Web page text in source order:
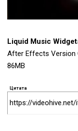
Liquid Music
After Effects Version
86MB
Цитата
https://